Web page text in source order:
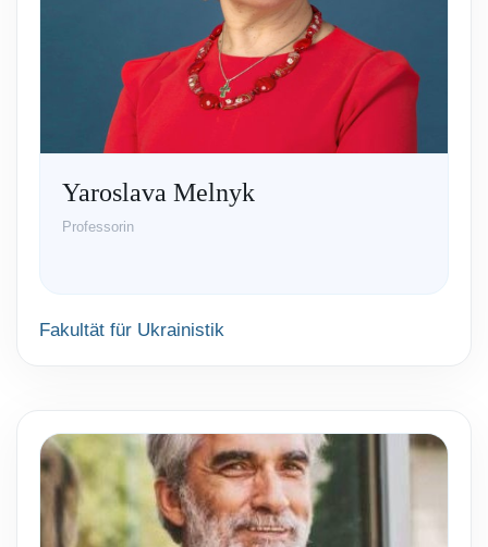
Yaroslava Melnyk
Professorin
Fakultät für Ukrainistik